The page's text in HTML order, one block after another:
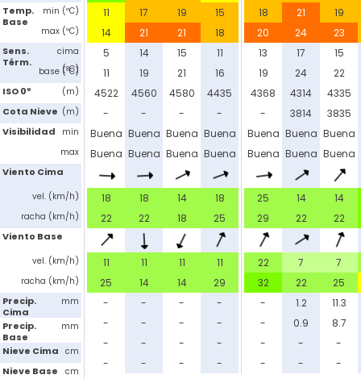
Temp.
Base
min (ºC)
max (ºC)
Sens.
Térm.
cima
(ºC)
base (ºC)
ISO 0º (m)
Cota Nieve (m)
Visibilidad
min
max
Viento Cima
vel. (km/h)
racha (km/h)
Viento Base
vel. (km/h)
racha (km/h)
Precip.
Cima
mm
Precip.
Base
mm
Nieve Cima cm
Nieve Base cm
11
14
5
11
4522
-
Buena
Buena
18
22
11
25
-
-
-
-
17
21
14
19
4560
-
Buena
Buena
18
22
11
14
-
-
-
-
19
21
15
21
4580
-
Buena
Buena
14
18
11
14
-
-
-
-
15
18
11
16
4435
-
Buena
Buena
18
25
11
29
-
-
-
-
18
20
13
19
4368
-
Buena
Buena
25
29
22
32
-
-
-
-
21
24
17
24
4314
3814
Buena
Buena
14
22
7
22
1.2
0.9
-
-
19
23
15
22
4335
3835
Buena
Buena
14
22
7
25
11.3
8.7
-
-